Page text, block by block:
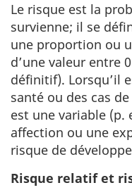
Le risque est la
survienne; il se
une proportion ou
d’une valeur entre
définitif). Lorsqu’il
santé ou des cas
est une variable
affection ou une
risque de
Risque relatif et